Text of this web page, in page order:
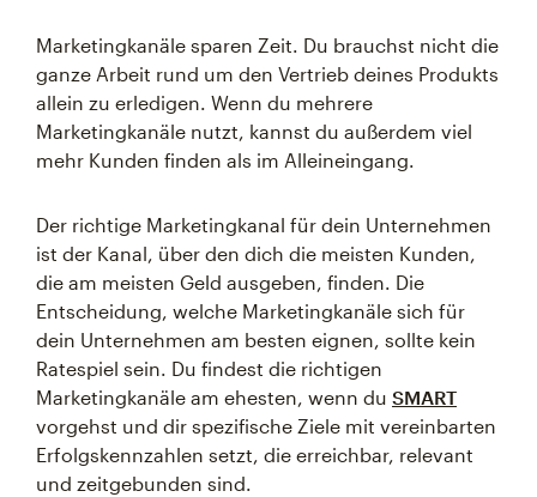
Marketingkanäle sparen Zeit. Du brauchst nicht die
ganze Arbeit rund um den Vertrieb deines Produkts
allein zu erledigen. Wenn du mehrere
Marketingkanäle nutzt, kannst du außerdem viel
mehr Kunden finden als im Alleineingang.
Der richtige Marketingkanal für dein Unternehmen
ist der Kanal, über den dich die meisten Kunden,
die am meisten Geld ausgeben, finden. Die
Entscheidung, welche Marketingkanäle sich für
dein Unternehmen am besten eignen, sollte kein
Ratespiel sein. Du findest die richtigen
Marketingkanäle am ehesten, wenn du SMART
vorgehst und dir spezifische Ziele mit vereinbarten
Erfolgskennzahlen setzt, die erreichbar, relevant
und zeitgebunden sind.